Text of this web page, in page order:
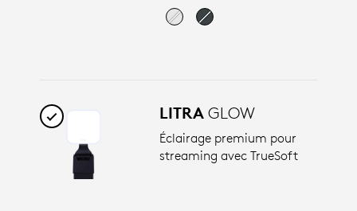
LITRA GLOW
Éclairage premium pour
streaming avec TrueSoft